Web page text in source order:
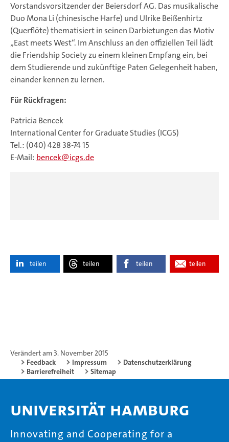
Vorstandsvorsitzender der Beiersdorf AG. Das musikalische
Duo Mona Li (chinesische Harfe) und Ulrike Beißenhirtz
(Querflöte) thematisiert in seinen Darbietungen das Motiv
„East meets West“. Im Anschluss an den offiziellen Teil lädt
die Friendship Society zu einem kleinen Empfang ein, bei
dem Studierende und zukünftige Paten Gelegenheit haben,
einander kennen zu lernen.
Für Rückfragen:
Patricia Bencek
International Center for Graduate Studies (ICGS)
Tel.: (040) 428 38-74 15
E-Mail: bencek icgs.de
teilen teilen teilen teilen
Verändert am 3. November 2015
Feedback
Impressum
Datenschutzerklärung
Barrierefreiheit
Sitemap
Universität Hamburg
Innovating and Cooperating for a